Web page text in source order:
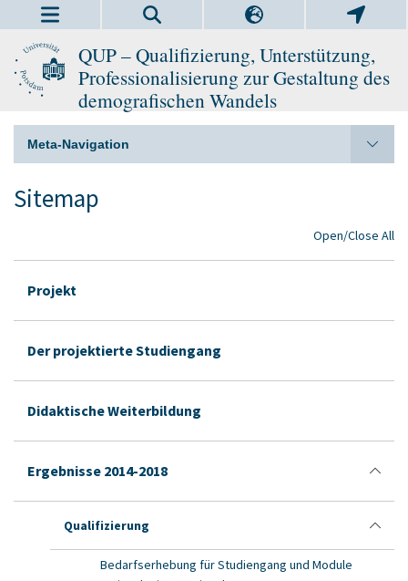
QUP – Qualifizierung, Unterstützung,
Professionalisierung zur Gestaltung des
demografischen Wandels
Meta-Navigation
Sitemap
Open/Close All
Projekt
Der projektierte Studiengang
Didaktische Weiterbildung
Ergebnisse 2014-2018
Qualifizierung
Bedarfserhebung für Studiengang und Module